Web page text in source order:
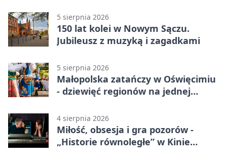
5 sierpnia 2026
150 lat kolei w Nowym Sączu.
Jubileusz z muzyką i zagadkami
5 sierpnia 2026
Małopolska zatańczy w Oświęcimiu
- dziewięć regionów na jednej
4 sierpnia 2026
Miłość, obsesja i gra pozorów -
„Historie równoległe” w Kinie